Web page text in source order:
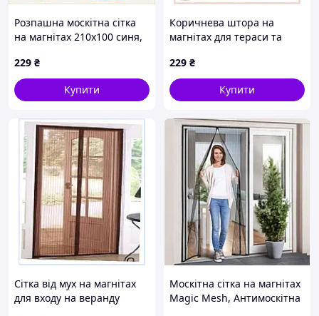
Розпашна москітна сітка
на магнітах 210х100 синя,
229 ₴
Купити
Коричнева штора на
магнітах для тераси та
3060X5T34K
229 ₴
Купити
Сітка від мух на магнітах
для входу на веранду
Москітна сітка на магнітах
Magic Mesh, Антимоскітна